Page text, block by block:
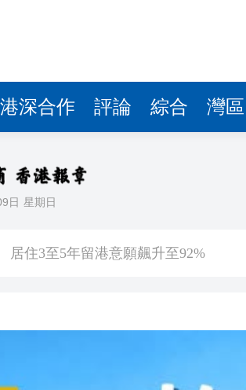
港深合作 評論 綜合 灣區
日 星期日
暨第十屆殘疾人運動會開幕式主題歌
居住3至5年留港意願飆升至92%
國文旅升級之道——從文化根基到全
遊客旅遊體驗 將完善產品和服務